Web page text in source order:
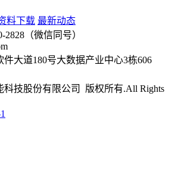
料下载 最新动态
2828（微信同号）
件大道180号大数据产业中心3栋606
技股份有限公司 版权所有.All Rights